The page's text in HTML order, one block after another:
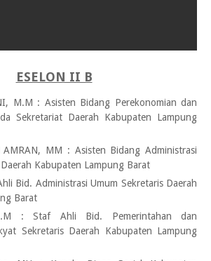
ESELON II B
M.M : Asisten Bidang Perekonomian dan
Sekretariat Daerah Kabupaten Lampung
MM : Asisten Bidang Administrasi
Kabupaten Lampung Barat
Bid. Administrasi Umum Sekretaris Daerah
Barat
:
Staf Ahli Bid. Pemerintahan dan
Sekretaris Daerah Kabupaten Lampung